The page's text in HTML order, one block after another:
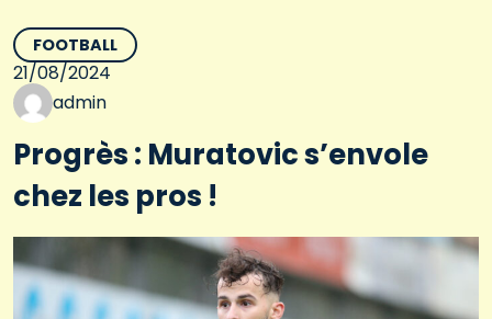
FOOTBALL
21/08/2024
admin
Progrès : Muratovic s’envole
chez les pros !